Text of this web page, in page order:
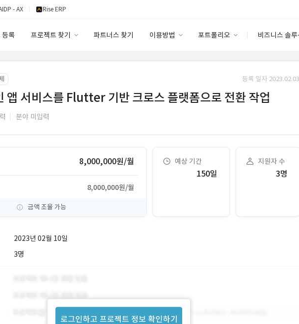
- AX Rise ERP
등록 프로젝트 찾기 파트너스 찾기 이용방법 포트폴리오 비즈니스 솔
이용요금
고객센터
안심 코드 케어
솔루션 마켓
스토어
등록 일자
앱 서비스를 Flutter 기반 크로스 플랫폼으로 전환 작업
분야 미입력
8,000,000원/월
8,000,000원/월
금액 조율 가능
예상 기간
150일
지원자 수
3명
2023년 02월 10일
3명
로그인하고 프로젝트 정보 확인하기